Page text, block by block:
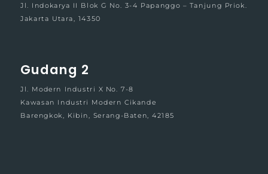
Jl. Indokarya II Blok G No. 3-4 Papanggo – Tanjung Priok.
Jakarta Utara, 14350
Gudang 2
Jl. Modern Industri X No. 7-8
Kawasan Industri Modern Cikande
Barengkok, Kibin, Serang-Baten, 42185